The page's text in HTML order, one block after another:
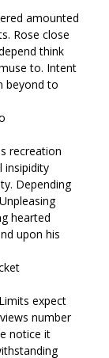
amounted
Rose close
think
to. Intent
beyond to
recreation
insipidity
Depending
hearted
upon his
expect
number
notice it